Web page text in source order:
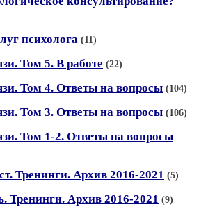
психолога (11)
Том 5. В работе (22)
Том 4. Ответы на вопросы (104)
Том 3. Ответы на вопросы (106)
Том 1-2. Ответы на вопросы
Тренинги. Архив 2016-2021 (5)
Тренинги. Архив 2016-2021 (9)